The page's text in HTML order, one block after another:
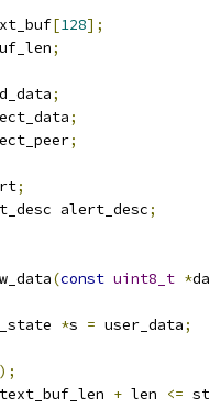
[128];
;
;
;
;
;
alert_desc;
(const uint8_t *
*s = user_data;
);
+ len <=